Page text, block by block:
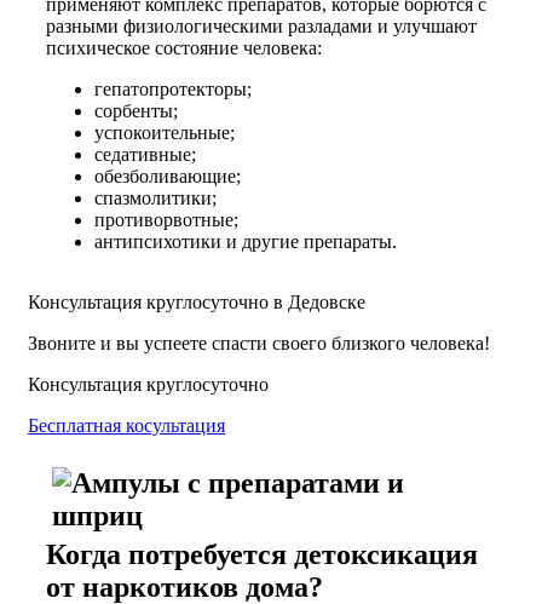
разными физиологическими разладами и улучшают
психическое состояние человека:
гепатопротекторы;
сорбенты;
успокоительные;
седативные;
обезболивающие;
спазмолитики;
противорвотные;
антипсихотики и другие препараты.
Консультация круглосуточно в Дедовске
Звоните и вы успеете спасти своего близкого человека!
Консультация круглосуточно
Бесплатная косультация
Когда потребуется детоксикация
от наркотиков дома?